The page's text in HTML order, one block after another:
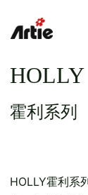
霍利系列
HOLLY霍利系